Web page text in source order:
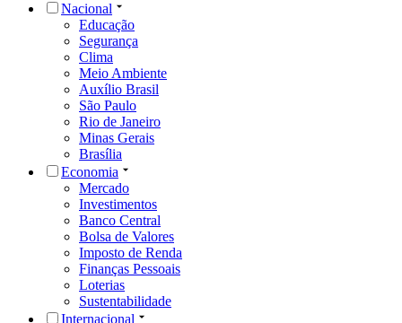
Nacional
Educação
Segurança
Clima
Meio Ambiente
Auxílio Brasil
São Paulo
Rio de Janeiro
Minas Gerais
Brasília
Economia
Mercado
Investimentos
Banco Central
Bolsa de Valores
Imposto de Renda
Finanças Pessoais
Loterias
Sustentabilidade
Internacional